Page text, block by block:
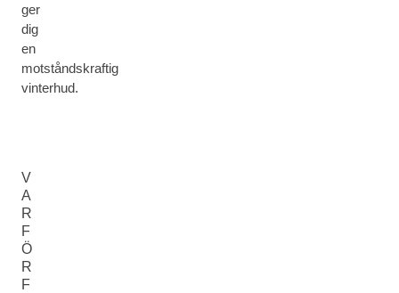
ger
dig
en
motståndskraftig
vinterhud.
V
A
R
F
Ö
R
F